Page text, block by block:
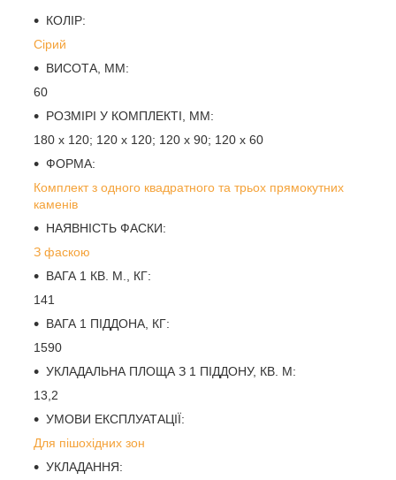
КОЛІР:
Сірий
ВИСОТА, ММ:
60
РОЗМІРІ У КОМПЛЕКТІ, ММ:
180 х 120; 120 х 120; 120 х 90; 120 х 60
ФОРМА:
Комплект з одного квадратного та трьох прямокутних
каменів
НАЯВНІСТЬ ФАСКИ:
З фаскою
ВАГА 1 КВ. М., КГ:
141
ВАГА 1 ПІДДОНА, КГ:
1590
УКЛАДАЛЬНА ПЛОЩА З 1 ПІДДОНУ, КВ. М:
13,2
УМОВИ ЕКСПЛУАТАЦІЇ:
Для пішохідних зон
УКЛАДАННЯ: